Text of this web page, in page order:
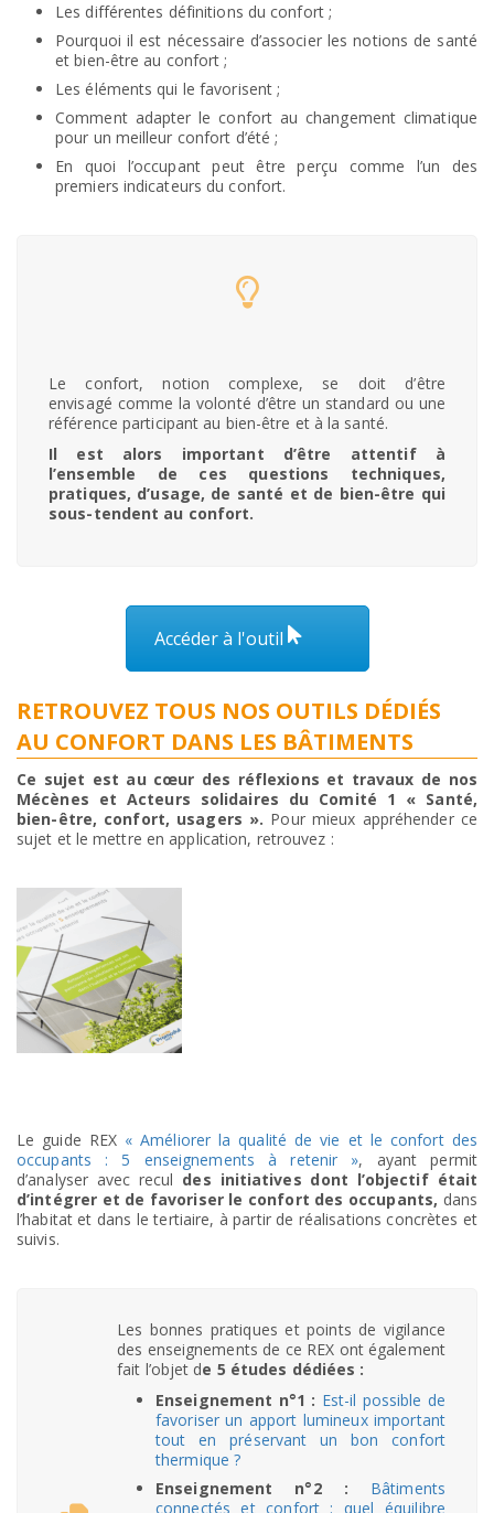
Les différentes définitions du confort ;
Pourquoi il est nécessaire d’associer les notions de santé
et bien-être au confort ;
Les éléments qui le favorisent ;
Comment adapter le confort au changement climatique
pour un meilleur confort d’été ;
En quoi l’occupant peut être perçu comme l’un des
premiers indicateurs du confort.
Le confort, notion complexe, se doit d’être
envisagé comme la volonté d’être un standard ou une
référence participant au bien-être et à la santé.
Il est alors important d’être attentif à
l’ensemble de ces questions techniques,
pratiques, d’usage, de santé et de bien-être qui
sous-tendent au confort.
Accéder à l'outil
RETROUVEZ TOUS NOS OUTILS DÉDIÉS
AU CONFORT DANS LES BÂTIMENTS
Ce sujet est au cœur des réflexions et travaux de nos
Mécènes et Acteurs solidaires du Comité 1 « Santé,
bien-être, confort, usagers ». Pour mieux appréhender ce
sujet et le mettre en application, retrouvez :
Le guide REX « Améliorer la qualité de vie et le confort des
occupants : 5 enseignements à retenir », ayant permit
d’analyser avec recul des initiatives dont l’objectif était
d’intégrer et de favoriser le confort des occupants, dans
l’habitat et dans le tertiaire, à partir de réalisations concrètes et
suivis.
Les bonnes pratiques et points de vigilance
des enseignements de ce REX ont également
fait l’objet de 5 études dédiées :
Enseignement n°1 : Est-il possible de
favoriser un apport lumineux important
tout en préservant un bon confort
thermique ?
Enseignement n°2 :
Bâtiments
connectés et confort : quel équilibre